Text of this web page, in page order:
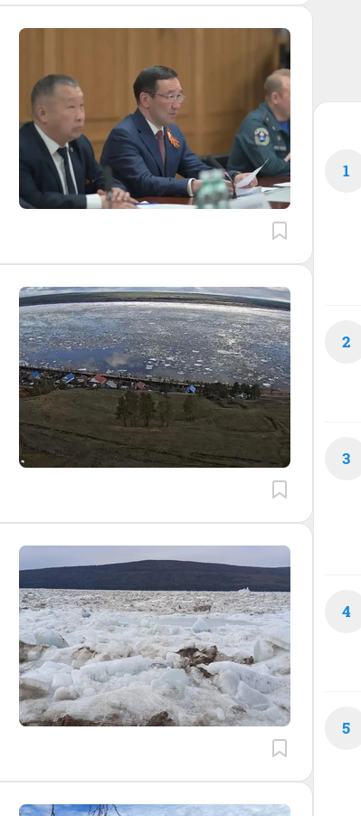
1
2
3
4
5